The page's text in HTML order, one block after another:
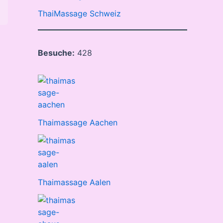
ThaiMassage Schweiz
Besuche: 428
Thaimassage Aachen
Thaimassage Aalen